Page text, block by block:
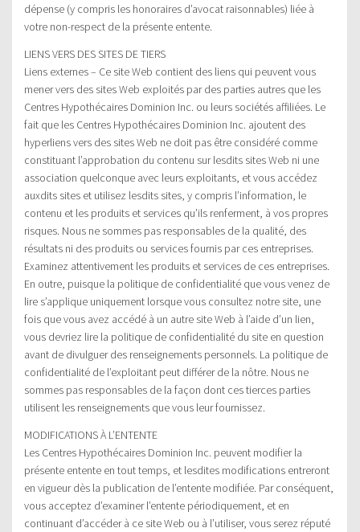
dépense (y compris les honoraires d’avocat raisonnables) liée à
votre non-respect de la présente entente.
LIENS VERS DES SITES DE TIERS
Liens externes – Ce site Web contient des liens qui peuvent vous
mener vers des sites Web exploités par des parties autres que les
Centres Hypothécaires Dominion Inc. ou leurs sociétés affiliées. Le
fait que les Centres Hypothécaires Dominion Inc. ajoutent des
hyperliens vers des sites Web ne doit pas être considéré comme
constituant l’approbation du contenu sur lesdits sites Web ni une
association quelconque avec leurs exploitants, et vous accédez
auxdits sites et utilisez lesdits sites, y compris l’information, le
contenu et les produits et services qu’ils renferment, à vos propres
risques. Nous ne sommes pas responsables de la qualité, des
résultats ni des produits ou services fournis par ces entreprises.
Examinez attentivement les produits et services de ces entreprises.
En outre, puisque la politique de confidentialité que vous venez de
lire s’applique uniquement lorsque vous consultez notre site, une
fois que vous avez accédé à un autre site Web à l’aide d’un lien,
vous devriez lire la politique de confidentialité du site en question
avant de divulguer des renseignements personnels. La politique de
confidentialité de l’exploitant peut différer de la nôtre. Nous ne
sommes pas responsables de la façon dont ces tierces parties
utilisent les renseignements que vous leur fournissez.
MODIFICATIONS À L’ENTENTE
Les Centres Hypothécaires Dominion Inc. peuvent modifier la
présente entente en tout temps, et lesdites modifications entreront
en vigueur dès la publication de l’entente modifiée. Par conséquent,
vous acceptez d’examiner l’entente périodiquement, et en
continuant d’accéder à ce site Web ou à l’utiliser, vous serez réputé